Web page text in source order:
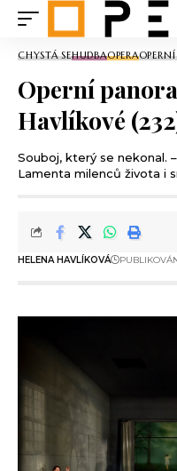
CHYSTÁ SEHUDBAOPERA
Operní
Havlíkové
Souboj, který se nekonal.
Lamenta milenců života i
HELENA HAVLÍKOVÁ